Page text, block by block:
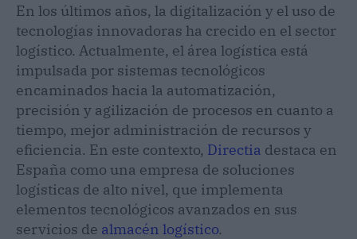
En los últimos años, la digitalización y el uso de
tecnologías innovadoras ha crecido en el sector
logístico. Actualmente, el área logística está
impulsada por sistemas tecnológicos
encaminados hacia la automatización,
precisión y agilización de procesos en cuanto a
tiempo, mejor administración de recursos y
eficiencia. En este contexto, Directia destaca en
España como una empresa de soluciones
logísticas de alto nivel, que implementa
elementos tecnológicos avanzados en sus
servicios de almacén logístico.